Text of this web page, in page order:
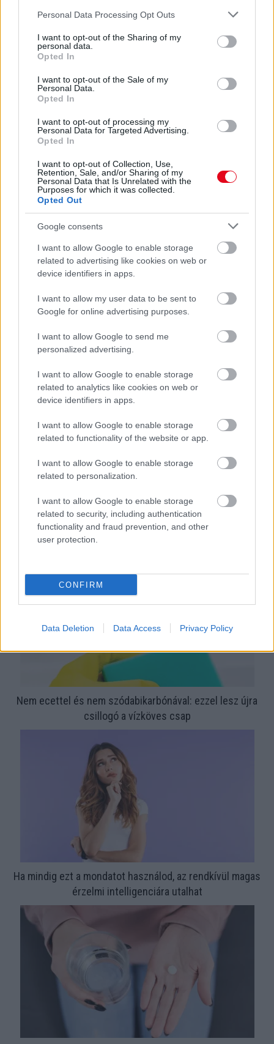
Please note that this website/app uses one or more Google
not limited to your visit or usage behaviour. You may click to
grant or deny consent to Google and its third-party tags to
use your data for below specified purposes in below Google
consent section.
Personal Data Processing Opt Outs
I want to opt-out of the Sharing of my
personal data.
Opted In
I want to opt-out of the Sale of my
Personal Data.
Opted In
I want to opt-out of processing my
Personal Data for Targeted Advertising.
Opted In
I want to opt-out of Collection, Use,
Retention, Sale, and/or Sharing of my
Personal Data that Is Unrelated with the
Purposes for which it was collected.
Opted Out
Google consents
I want to allow Google to enable storage
related to advertising like cookies on web or
device identifiers in apps.
I want to allow my user data to be sent to
Google for online advertising purposes.
I want to allow Google to send me
personalized advertising.
I want to allow Google to enable storage
related to analytics like cookies on web or
device identifiers in apps.
I want to allow Google to enable storage
related to functionality of the website or app.
I want to allow Google to enable storage
related to personalization.
I want to allow Google to enable storage
related to security, including authentication
functionality and fraud prevention, and other
user protection.
CONFIRM
Data Deletion Data Access Privacy Policy
SZÁLLODÁKBAN A VÍZKŐ ELLEN
07. 31.
HAGYD A SÓT: EGY CSIPET EBBŐL A FŐZŐVÍZBE,
ÉS SOKKAL FINOMABB LESZ A FŐTT KRUMPLI
Titkos hozzávaló
24 óra
Orvos figyelmeztet: ezt az apró reggeli tünetet ne
söpörd a szőnyeg alá
Ezért párásodik be állandóan az ablak – egyszerűbb a
megoldás, mint gondolnád
Nem ecettel és nem szódabikarbónával: ezzel lesz újra
csillogó a vízköves csap
Ha mindig ezt a mondatot használod, az rendkívül magas
érzelmi intelligenciára utalhat